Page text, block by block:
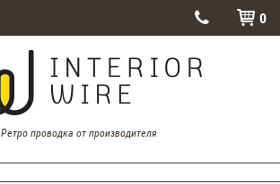
  0
Ретро проводка от производителя